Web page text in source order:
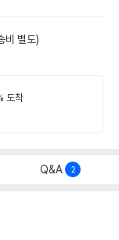
비 별도)
도착
Q&A 2